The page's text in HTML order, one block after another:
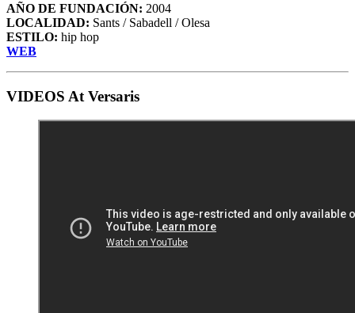
AÑO DE FUNDACIÓN: 2004
LOCALIDAD: Sants / Sabadell / Olesa
ESTILO: hip hop
WEB
VIDEOS At Versaris